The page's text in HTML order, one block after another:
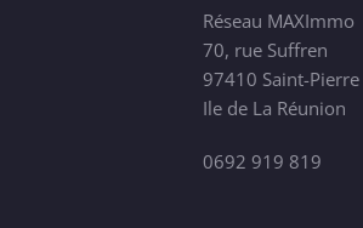
Réseau MAXImmo
70, rue Suffren
97410 Saint-Pierre
Ile de La Réunion
0692 919 819